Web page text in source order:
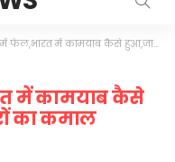
में कामयाब कैसे हुआ,जानिए देश के इंजीनियरों का कमाल
में कामयाब कैसे
का कमाल